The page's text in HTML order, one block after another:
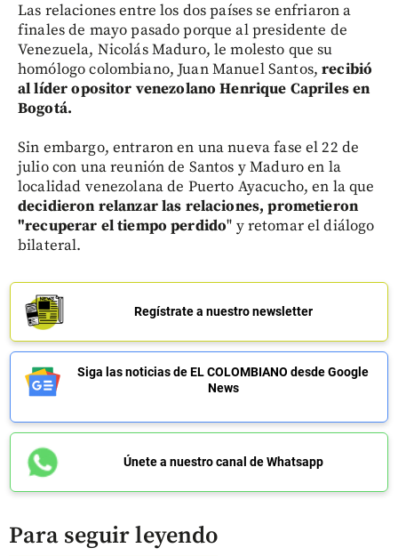
Las relaciones entre los dos países se enfriaron a
finales de mayo pasado porque al presidente de
Venezuela, Nicolás Maduro, le molesto que su
homólogo colombiano, Juan Manuel Santos,recibió
al líder opositor venezolano Henrique Capriles en
Bogotá.
Sin embargo, entraron en una nueva fase el 22 de
julio con una reunión de Santos y Maduro en la
localidad venezolana de Puerto Ayacucho, en la que
decidieron relanzar las relaciones, prometieron
"recuperar el tiempo perdido" y retomar el diálogo
bilateral.
Regístrate a nuestro newsletter
Siga las noticias de EL COLOMBIANO desde Google
News
Únete a nuestro canal de Whatsapp
Para seguir leyendo